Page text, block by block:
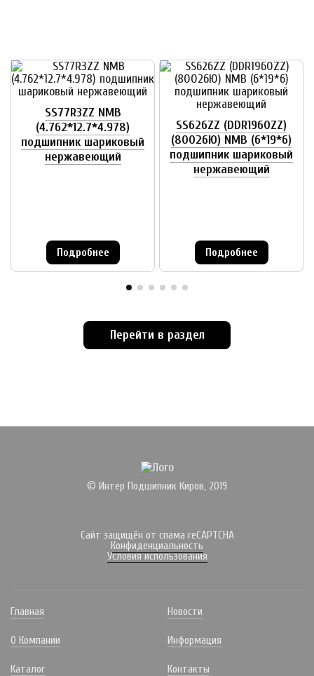
SS77R3ZZ NMB
(4.762*12.7*4.978)
подшипник шариковый
нержавеющий
Подробнее
SS626ZZ (DDR1960ZZ)
(80026Ю) NMB (6*19*6)
подшипник шариковый
нержавеющий
Подробнее
Перейти в раздел
© Интер Подшипник Киров, 2019
Сайт защищён от спама reCAPTCHA
Конфиденциальность
Условия использования
Главная
О Компании
Каталог
Новости
Информация
Контакты